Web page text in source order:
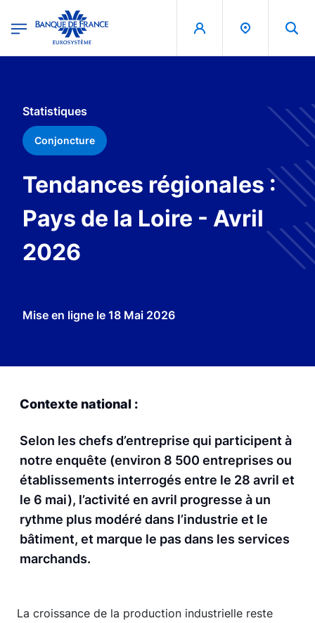
Banque de France - Menu Principal
Statistiques
Conjoncture
Tendances régionales :
Pays de la Loire - Avril
2026
Mise en ligne le 18 Mai 2026
Contexte national :
Selon les chefs d’entreprise qui participent à
notre enquête (environ 8 500 entreprises ou
établissements interrogés entre le 28 avril et
le 6 mai), l’activité en avril progresse à un
rythme plus modéré dans l’industrie et le
bâtiment, et marque le pas dans les services
marchands.
La croissance de la production industrielle reste